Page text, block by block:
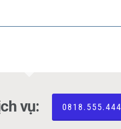
vụ: 0818.555.444